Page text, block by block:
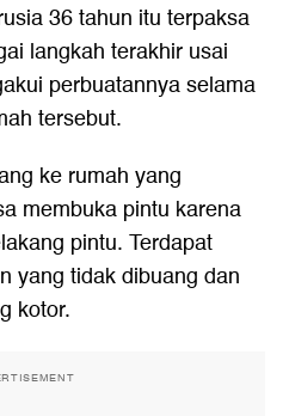
36 tahun itu terpaksa
langkah terakhir usai
perbuatannya selama
tersebut.
ke rumah yang
membuka pintu karena
pintu. Terdapat
yang tidak dibuang dan
kotor.